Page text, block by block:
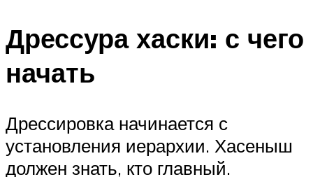
Дрессура хаски: с чего
начать
Дрессировка начинается с
установления иерархии. Хасеныш
должен знать, кто главный.